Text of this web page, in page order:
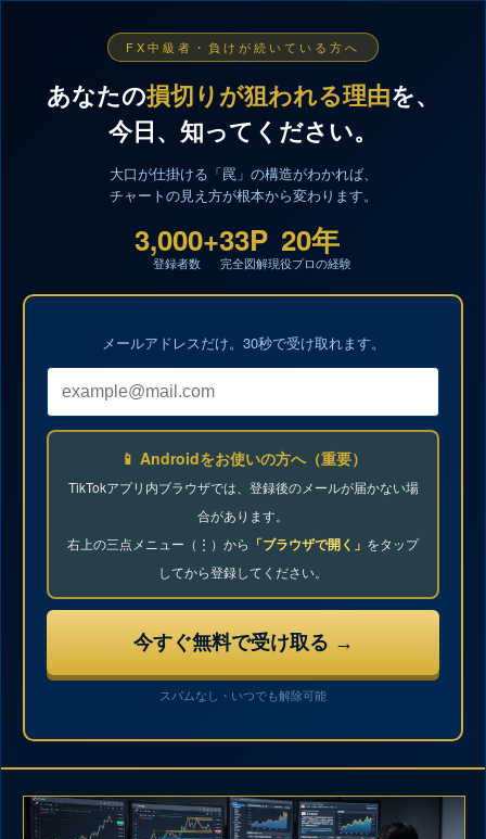
FX中級者・負けが続いている方へ
あなたの損切りが狙われる理由を、
今日、知ってください。
大口が仕掛ける「罠」の構造がわかれば、
チャートの見え方が根本から変わります。
3,000+
登録者数
33P
完全図解
20年
現役プロの経験
メールアドレスだけ。30秒で受け取れます。
📱 Androidをお使いの方へ（重要）
TikTokアプリ内ブラウザでは、登録後のメールが届かない場
合があります。
右上の三点メニュー（⋮）から 「ブラウザで開く」 をタップ
してから登録してください。
スパムなし・いつでも解除可能